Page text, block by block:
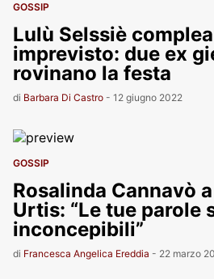
GOSSIP
Lulù Selssiè
imprevisto: due ex
rovinano la festa
di Barbara Di Castro - 12 giugno 2022
GOSSIP
Rosalinda Cannavò
Urtis: “Le tue parole
inconcepibili”
di Francesca Angelica Ereddia - 22 marzo